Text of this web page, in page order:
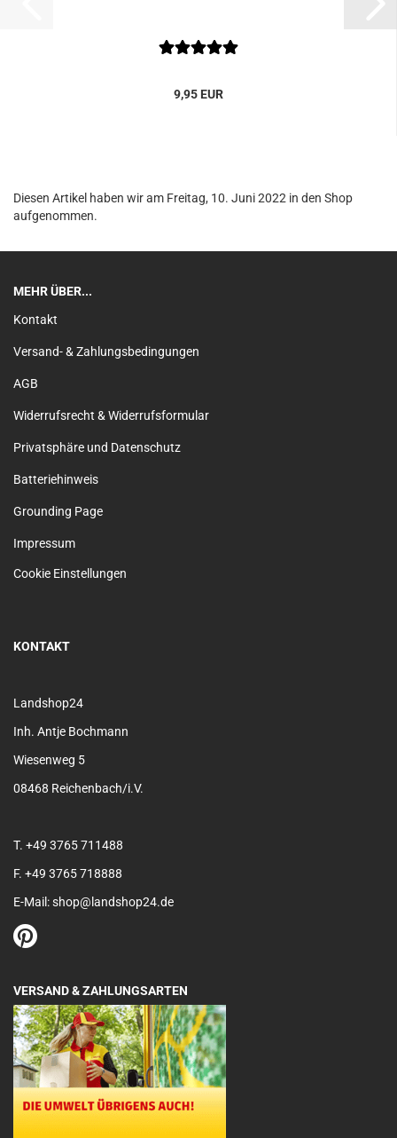
9,95 EUR
Diesen Artikel haben wir am Freitag, 10. Juni 2022 in den Shop
aufgenommen.
MEHR ÜBER...
Kontakt
Versand- & Zahlungsbedingungen
AGB
Widerrufsrecht & Widerrufsformular
Privatsphäre und Datenschutz
Batteriehinweis
Grounding Page
Impressum
Cookie Einstellungen
KONTAKT
Landshop24
Inh. Antje Bochmann
Wiesenweg 5
08468 Reichenbach/i.V.
T. +49 3765 711488
F. +49 3765 718888
E-Mail: shop@landshop24.de
VERSAND & ZAHLUNGSARTEN